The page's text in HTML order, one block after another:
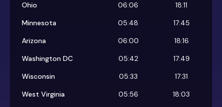
Ohio
06:06
18:11
Minnesota
05:48
17:45
Arizona
06:00
18:16
Washington DC
05:42
17:49
Wisconsin
05:33
17:31
West Virginia
05:56
18:03